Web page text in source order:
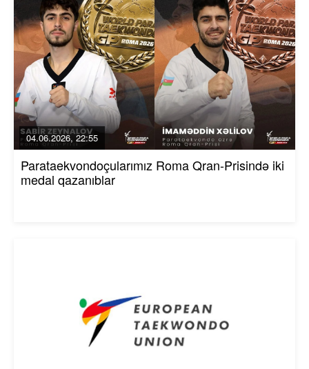
04.06.2026, 22:55
Parataekvondoçularımız Roma Qran-Prisində iki
medal qazanıblar